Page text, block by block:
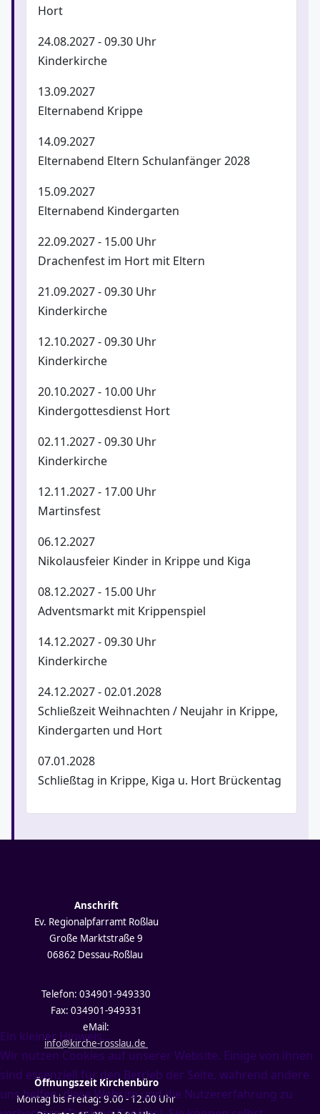
Hort
24.08.2027 - 09.30 Uhr
Kinderkirche
13.09.2027
Elternabend Krippe
14.09.2027
Elternabend Eltern Schulanfänger 2028
15.09.2027
Elternabend Kindergarten
22.09.2027 - 15.00 Uhr
Drachenfest im Hort mit Eltern
21.09.2027 - 09.30 Uhr
Kinderkirche
12.10.2027 - 09.30 Uhr
Kinderkirche
20.10.2027 - 10.00 Uhr
Kindergottesdienst Hort
02.11.2027 - 09.30 Uhr
Kinderkirche
12.11.2027 - 17.00 Uhr
Martinsfest
06.12.2027
Nikolausfeier Kinder in Krippe und Kiga
08.12.2027 - 15.00 Uhr
Adventsmarkt mit Krippenspiel
14.12.2027 - 09.30 Uhr
Kinderkirche
24.12.2027 - 02.01.2028
Schließzeit Weihnachten / Neujahr in Krippe,
Kindergarten und Hort
07.01.2028
Schließtag in Krippe, Kiga u. Hort Brückentag
Anschrift
Ev. Regionalpfarramt Roßlau
Große Marktstraße 9
06862 Dessau-Roßlau
Telefon: 034901-949330
Fax: 034901-949331
eMail:
info@kirche-rosslau.de
Öffnungszeit Kirchenbüro
Montag bis Freitag: 9.00 - 12.00 Uhr
Ein kleiner Hinweis...
Wir nutzen Cookies auf unserer Website. Einige von ihnen
sind essenziell für den Betrieb der Seite, während andere
uns helfen, diese Website und die Nutzererfahrung zu